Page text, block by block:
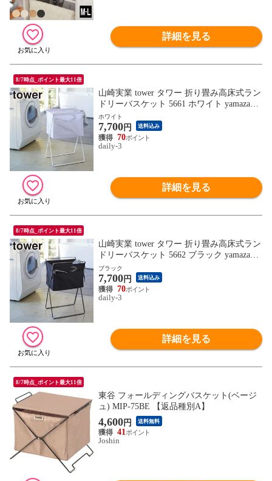
詳細を見る
8/7時点_ポイント最大11倍
山崎実業 tower タワー 折り畳み高床式ラン
ドリーバスケット 5661 ホワイト yamazaki
公式 オンラインショップ 洗濯かご 洗濯物
入れ 【北海道・沖縄は990円加算】 yaa409
1-wh
ホワイト
7,700円 送料込み
70
daily-3
詳細を見る
8/7時点_ポイント最大11倍
山崎実業 tower タワー 折り畳み高床式ラン
ドリーバスケット 5662 ブラック yamazaki
公式 オンラインショップ 洗濯かご 洗濯物
入れ 【北海道・沖縄は990円加算】 yaa409
1-bk
ブラック
7,700円 送料込み
70
daily-3
詳細を見る
8/7時点_ポイント最大11倍
東谷 フォールディングバスケット(ベージ
ュ) MIP-75BE 【返品種別A】
4,600円 送料無料
41
Joshin